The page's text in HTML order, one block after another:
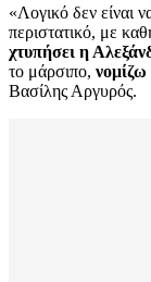
«Λογικό δεν είναι
περιστατικό, με
χτυπήσει η
το μάρσιπο, νομίζω
Βασίλης Αργυρός.